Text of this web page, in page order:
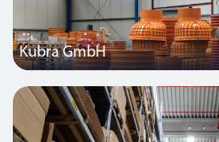
Kubra GmbH
Zusammen mit der integrierten
Tageslichteinflüsse und individuelle
ein abgestimmtes Beleuchtungskonzept
entwickelt.